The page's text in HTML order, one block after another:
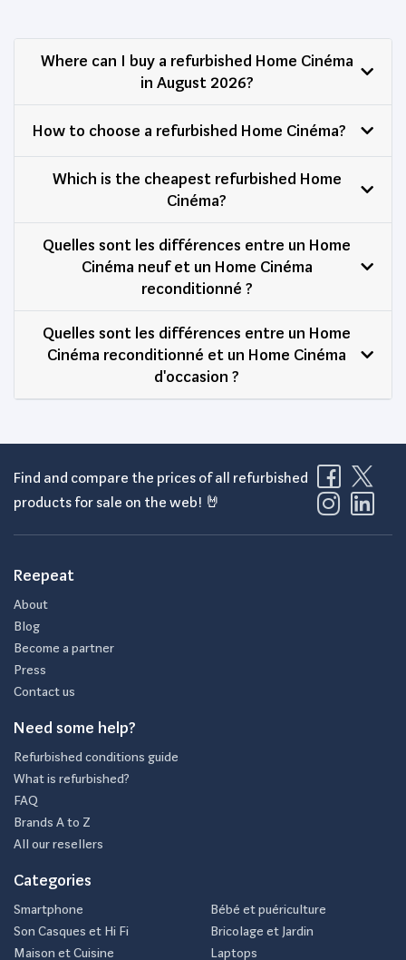
Where can I buy a refurbished Home Cinéma
in August 2026?
How to choose a refurbished Home Cinéma?
Which is the cheapest refurbished Home
Cinéma?
Quelles sont les différences entre un Home
Cinéma neuf et un Home Cinéma
reconditionné ?
Quelles sont les différences entre un Home
Cinéma reconditionné et un Home Cinéma
d'occasion ?
Find and compare the prices of all refurbished
products for sale on the web! 🤘
Reepeat
About
Blog
Become a partner
Press
Contact us
Need some help?
Refurbished conditions guide
What is refurbished?
FAQ
Brands A to Z
All our resellers
Categories
Smartphone
Son Casques et Hi Fi
Maison et Cuisine
Bébé et puériculture
Bricolage et Jardin
Laptops